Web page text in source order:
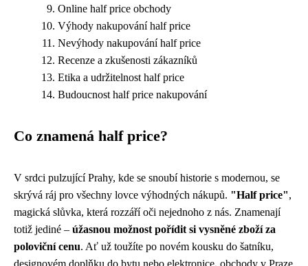
Online half price obchody
Výhody nakupování half price
Nevýhody nakupování half price
Recenze a zkušenosti zákazníků
Etika a udržitelnost half price
Budoucnost half price nakupování
Co znamená half price?
V srdci pulzující Prahy, kde se snoubí historie s modernou, se
skrývá ráj pro všechny lovce výhodných nákupů. "Half price",
magická slůvka, která rozzáří oči nejednoho z nás. Znamenají
totiž jediné – úžasnou možnost pořídit si vysněné zboží za
poloviční cenu. Ať už toužíte po novém kousku do šatníku,
designovém doplňku do bytu nebo elektronice, obchody v Praze